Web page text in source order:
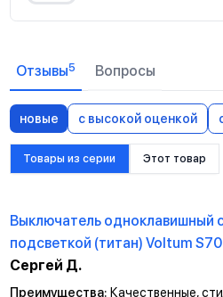
Отзывы5 Вопросы
новые с высокой оценкой
Товары из серии Этот товар
Выключатель одноклавишный
подсветкой (титан) Voltum S70
Сергей Д.
Преимущества: Качественные,